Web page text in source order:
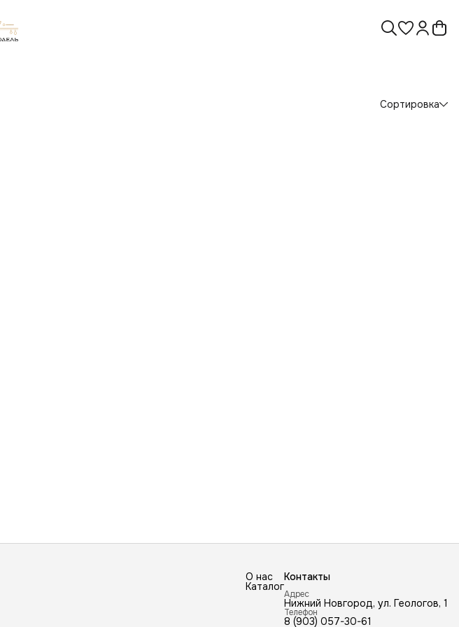
Сортировка
О нас
Каталог
Контакты
Адрес
Нижний Новгород, ул. Геологов, 1
Телефон
8 (903) 057-30-61